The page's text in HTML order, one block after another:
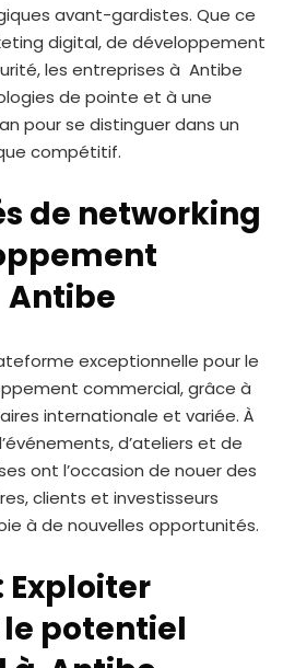
avant-gardistes. Que ce
digital, de développement
les entreprises à Antibe
de pointe et à une
pour se distinguer dans un
compétitif.
de networking
Antibe
exceptionnelle pour le
commercial, grâce à
internationale et variée. À
d’ateliers et de
ont l’occasion de nouer des
clients et investisseurs
à de nouvelles opportunités.
Exploiter
potentiel